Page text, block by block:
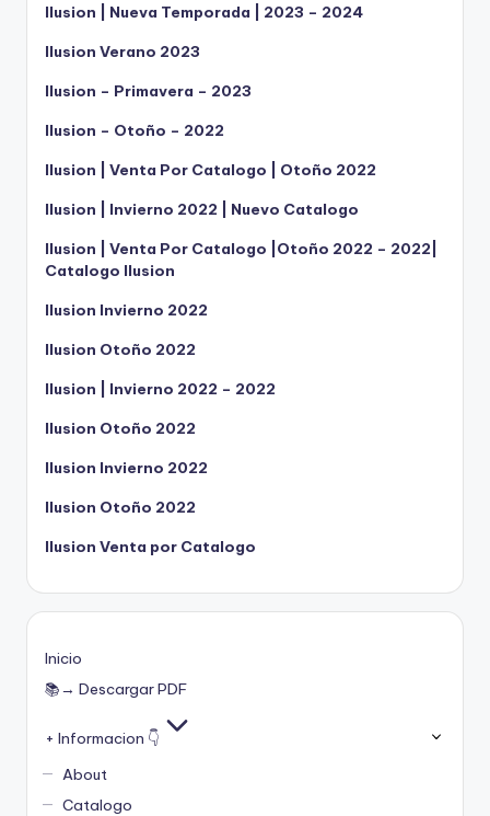
Ilusion | Nueva Temporada | 2023 – 2024
Ilusion Verano 2023
Ilusion – Primavera – 2023
Ilusion – Otoño – 2022
Ilusion | Venta Por Catalogo | Otoño 2022
Ilusion | Invierno 2022 | Nuevo Catalogo
Ilusion | Venta Por Catalogo |Otoño 2022 – 2022|
Catalogo Ilusion
Ilusion Invierno 2022
Ilusion Otoño 2022
Ilusion | Invierno 2022 – 2022
Ilusion Otoño 2022
Ilusion Invierno 2022
Ilusion Otoño 2022
Ilusion Venta por Catalogo
Inicio
📚→ Descargar PDF
+ Informacion 👇
About
Catalogo